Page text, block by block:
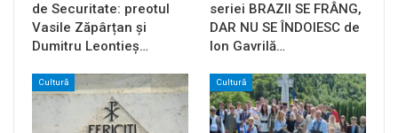
de Securitate: preotul
Vasile Zăpârțan și
Dumitru Leontieș…
seriei BRAZII SE FRÂNG,
DAR NU SE ÎNDOIESC de
Ion Gavrilă…
Cultură Cultură